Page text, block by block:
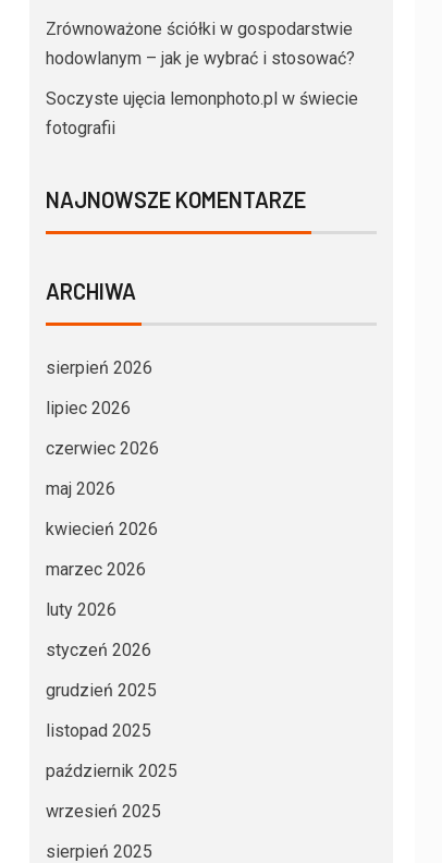
Zrównoważone ściółki w gospodarstwie
hodowlanym – jak je wybrać i stosować?
Soczyste ujęcia lemonphoto.pl w świecie
fotografii
NAJNOWSZE KOMENTARZE
ARCHIWA
sierpień 2026
lipiec 2026
czerwiec 2026
maj 2026
kwiecień 2026
marzec 2026
luty 2026
styczeń 2026
grudzień 2025
listopad 2025
październik 2025
wrzesień 2025
sierpień 2025